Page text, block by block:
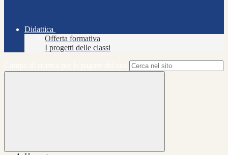
Didattica
Offerta formativa
I progetti delle classi